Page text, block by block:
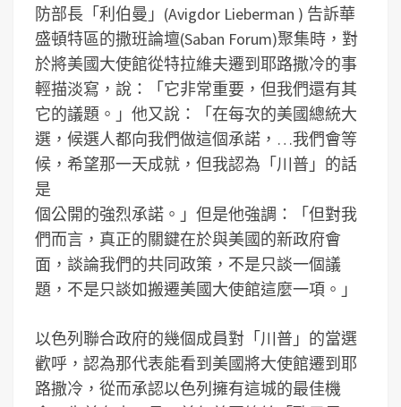
防部長「利伯曼」(Avigdor Lieberman ) 告訴華
盛頓特區的撒班論壇(Saban Forum)聚集時，對
於將美國大使館從特拉維夫遷到耶路撒冷的事
輕描淡寫，說：「它非常重要，但我們還有其
它的議題。」他又說：「在每次的美國總統大
選，候選人都向我們做這個承諾，…我們會等
候，希望那一天成就，但我認為「川普」的話
是
個公開的強烈承諾。」但是他強調：「但對我
們而言，真正的關鍵在於與美國的新政府會
面，談論我們的共同政策，不是只談一個議
題，不是只談如搬遷美國大使館這麼一項。」
以色列聯合政府的幾個成員對「川普」的當選
歡呼，認為那代表能看到美國將大使館遷到耶
路撒冷，從而承認以色列擁有這城的最佳機